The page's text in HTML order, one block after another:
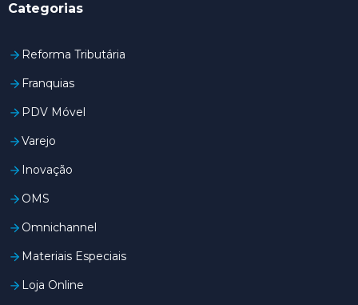
Categorias
Reforma Tributária
Franquias
PDV Móvel
Varejo
Inovação
OMS
Omnichannel
Materiais Especiais
Loja Online